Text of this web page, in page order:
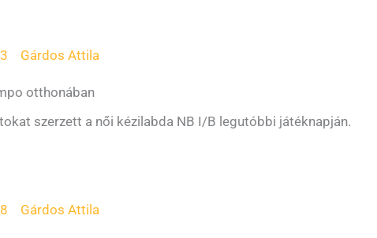
Gárdos Attila
otthonában
szerzett a női kézilabda NB I/B legutóbbi játéknapján.
Gárdos Attila